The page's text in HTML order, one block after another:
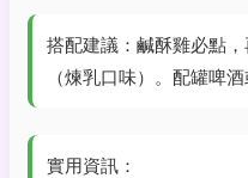
搭配建議：鹹酥雞必點
（煉乳口味）。配罐啤酒
實用資訊：